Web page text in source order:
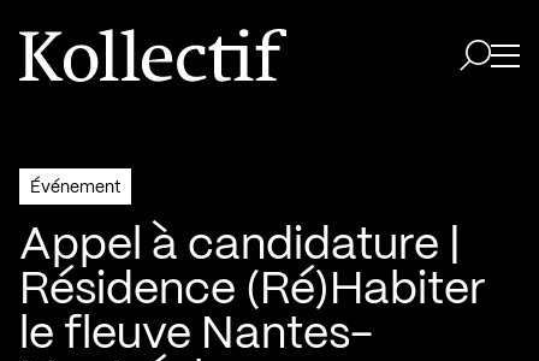
Aller à la page d'accueil
Logo Kollectif
Événement
Appel à candidature |
Résidence (Ré)Habiter
le fleuve Nantes-